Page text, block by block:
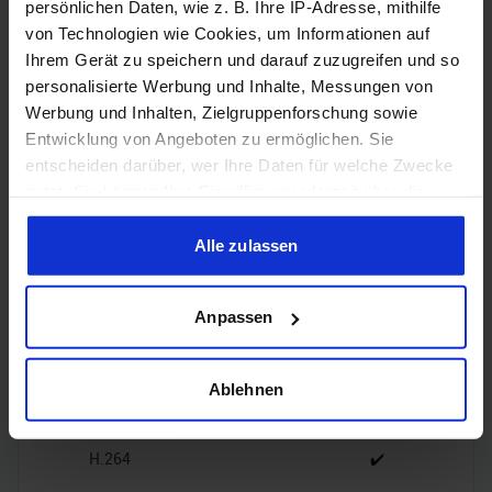
persönlichen Daten, wie z. B. Ihre IP-Adresse, mithilfe
von Technologien wie Cookies, um Informationen auf
Ihrem Gerät zu speichern und darauf zuzugreifen und so
personalisierte Werbung und Inhalte, Messungen von
Werbung und Inhalten, Zielgruppenforschung sowie
Entwicklung von Angeboten zu ermöglichen. Sie
entscheiden darüber, wer Ihre Daten für welche Zwecke
Cookie-Erklärung oder durch Klicken auf das Privacy
Trigger Symbol ändern oder widerrufen
Informationen über Ihre geografische Lage erfassen,
welche bis auf einige Meter genau sein können
Ihr Gerät durch aktives Scannen nach bestimmten
Erfahren Sie mehr darüber, wie Ihre persönlichen Daten
verarbeitet werden, und legen Sie Ihre Präferenzen im
Alle zulassen
Anpassen
Ablehnen
HDMI
1x HDMI
2.1b
DisplayPort
3x
DisplayPort
2.1b
H.264 ✔️